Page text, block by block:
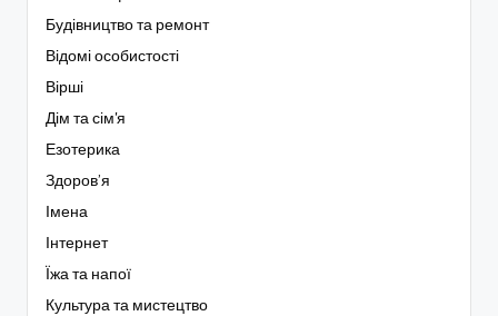
Будівництво та ремонт
Відомі особистості
Вірші
Дім та сім'я
Езотерика
Здоров’я
Імена
Інтернет
Їжа та напої
Культура та мистецтво